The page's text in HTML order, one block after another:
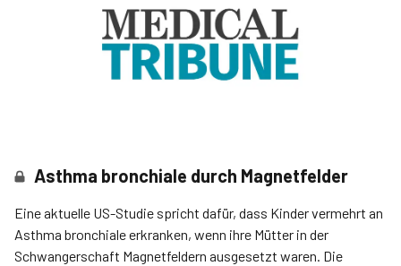
Asthma bronchiale durch Magnetfelder
Eine aktuelle US-Studie spricht dafür, dass Kinder vermehrt an
Asthma bronchiale erkranken, wenn ihre Mütter in der
Schwangerschaft Magnetfeldern ausgesetzt waren. Die